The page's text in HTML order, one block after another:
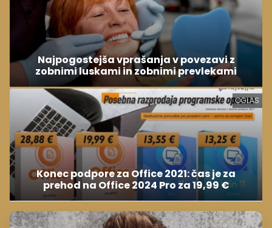
Najpogostejša vprašanja v povezavi z
zobnimi luskami in zobnimi prevlekami
OGLAS
Konec podpore za Office 2021: čas je za
prehod na Office 2024 Pro za 19,99 €